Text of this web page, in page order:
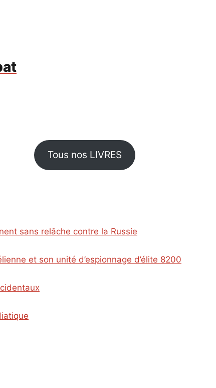
Tous nos LIVRES
sans relâche contre la Russie
et son unité d’espionnage d’élite 8200